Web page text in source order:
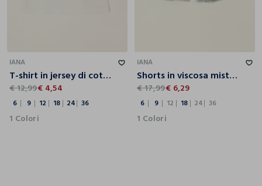
IANA
T-shirt in jersey di cotone stretch IANA
€ 12,99€ 4,54
6 9 12 18 24 36
1 Colori
IANA
Shorts in viscosa misto cotone IANA
€ 17,99€ 6,29
6 9 12 18 24 36
1 Colori